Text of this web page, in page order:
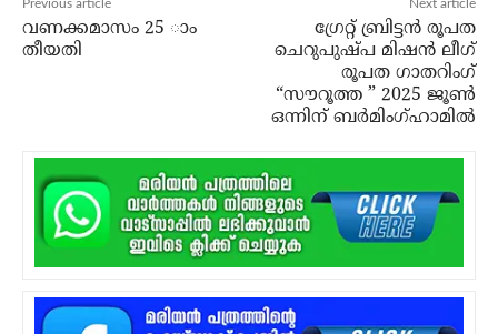
Previous article
വണക്കമാസം 25 ാം
തീയതി
Next article
ഗ്രേറ്റ് ബ്രിട്ടൻ രൂപത
ചെറുപുഷ്പ മിഷൻ ലീഗ്
രൂപത ഗാതറിംഗ്‌
“സൗറൂത്ത ” 2025 ജൂൺ
ഒന്നിന് ബർമിംഗ്ഹാമിൽ